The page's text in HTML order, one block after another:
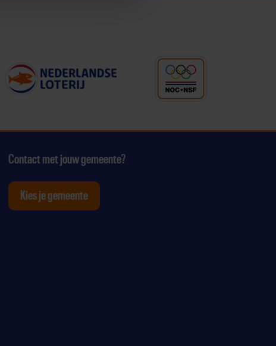
Youtube
op Linkedin
Contact met jouw gemeente?
Kies je gemeente